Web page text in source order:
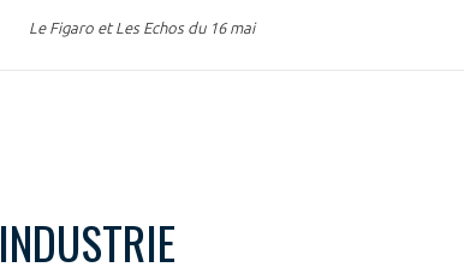
Le Figaro et Les Echos du 16 mai
INDUSTRIE